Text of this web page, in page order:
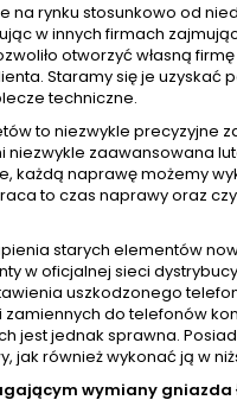
na rynku stosunkowo od
w innych firmach
otworzyć własną
Staramy się je uzyskać
techniczne.
to niezwykle precyzyjne
niezwykle zaawansowana
każdą naprawę możemy
to czas naprawy oraz
starych elementów
w oficjalnej sieci
uszkodzonego
zamiennych do telefonów
jest jednak sprawna.
jak również wykonać ją w
wymiany gniazda